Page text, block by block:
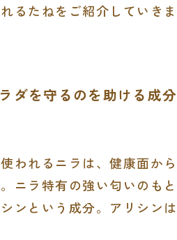
るたねをご紹介していきま
ダを守るのを助ける成分
われるニラは、健康面から
ニラ特有の強い匂いのもと
ンという成分。アリシンは